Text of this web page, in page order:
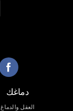
دماغك
العقل والدماغ